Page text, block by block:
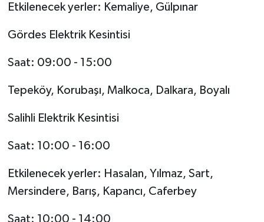
Etkilenecek yerler: Kemaliye, Gülpınar
Gördes Elektrik Kesintisi
Saat: 09:00 - 15:00
Tepeköy, Korubaşı, Malkoca, Dalkara, Boyalı
Salihli Elektrik Kesintisi
Saat: 10:00 - 16:00
Etkilenecek yerler: Hasalan, Yılmaz, Sart,
Mersindere, Barış, Kapancı, Caferbey
Saat: 10:00 - 14:00